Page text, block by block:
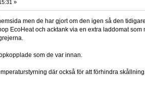
»
men de har gjort om den igen så den
EcoHeat och acktank via en extra laddomat
som de var innan.
där också för att förhindra